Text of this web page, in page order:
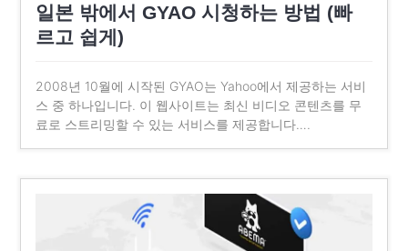
일본 밖에서 GYAO 시청하는 방법 (빠
르고 쉽게)
2008년 10월에 시작된 GYAO는 Yahoo에서 제공하는 서비
스 중 하나입니다. 이 웹사이트는 최신 비디오 콘텐츠를 무
료로 스트리밍할 수 있는 서비스를 제공합니다….